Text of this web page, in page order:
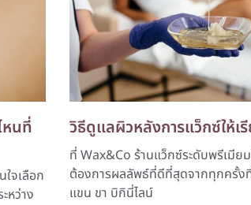
หนที่
ใจเลือก
หว่าง
วิธีดูแลผิวหลังการแว็กซ์ให้เ
ที่ Wax&Co ร้านแว็กซ์ระดับพรีเมีย
ต้องการผลลัพธ์ที่ดีที่สุดจากทุกครั้ง
แขน ขา บิกินี่ไลน์